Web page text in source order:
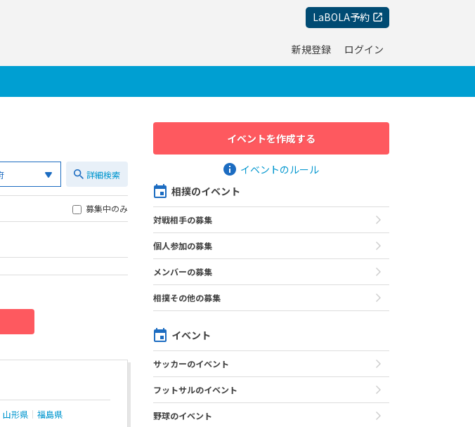
LaBOLA予約
新規登録 ログイン
詳細検索
募集中のみ
山形県
福島県
イベントを作成する
イベントのルール
相撲のイベント
対戦相手の募集
個人参加の募集
メンバーの募集
相撲その他の募集
イベント
サッカーのイベント
フットサルのイベント
野球のイベント